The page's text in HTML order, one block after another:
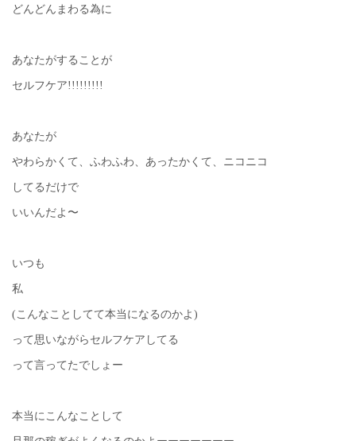
どんどんまわる為に
あなたがすることが
セルフケア!!!!!!!!!
あなたが
やわらかくて、ふわふわ、あったかくて、ニコニコ
してるだけで
いいんだよ〜
いつも
私
(こんなことしてて本当になるのかよ)
って思いながらセルフケアしてる
って言ってたでしょー
本当にこんなことして